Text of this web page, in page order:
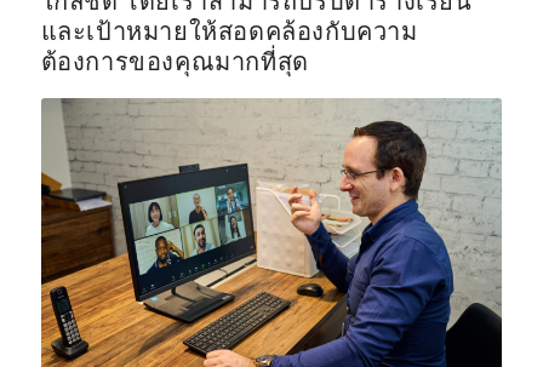
และเป้าหมายให้สอดคล้องกับความ
ต้องการของคุณมากที่สุด